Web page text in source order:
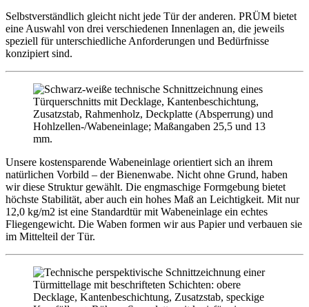
Selbstverständlich gleicht nicht jede Tür der anderen. PRÜM bietet
eine Auswahl von drei verschiedenen Innenlagen an, die jeweils
speziell für unterschiedliche Anforderungen und Bedürfnisse
konzipiert sind.
Unsere kostensparende Wabeneinlage orientiert sich an ihrem
natürlichen Vorbild – der Bienenwabe. Nicht ohne Grund, haben
wir diese Struktur gewählt. Die engmaschige Formgebung bietet
höchste Stabilität, aber auch ein hohes Maß an Leichtigkeit. Mit nur
12,0 kg/m2 ist eine Standardtür mit Wabeneinlage ein echtes
Fliegengewicht. Die Waben formen wir aus Papier und verbauen sie
im Mittelteil der Tür.